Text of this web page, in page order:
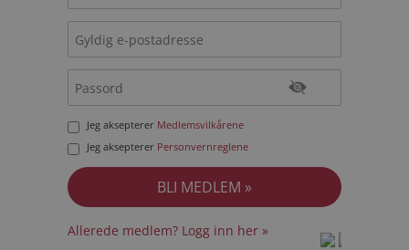
Jeg aksepterer Medlemsvilkårene
Jeg aksepterer Personvernreglene
Allerede medlem? Logg inn her »